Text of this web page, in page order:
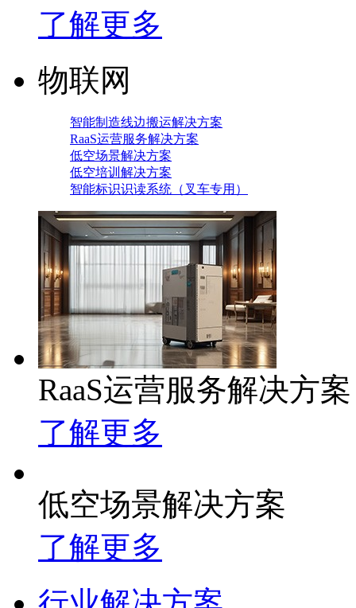
了解更多
物联网
智能制造线边搬运解决方案
RaaS运营服务解决方案
低空场景解决方案
低空培训解决方案
智能标识识读系统（叉车专用）
RaaS运营服务解决方案
了解更多
低空场景解决方案
了解更多